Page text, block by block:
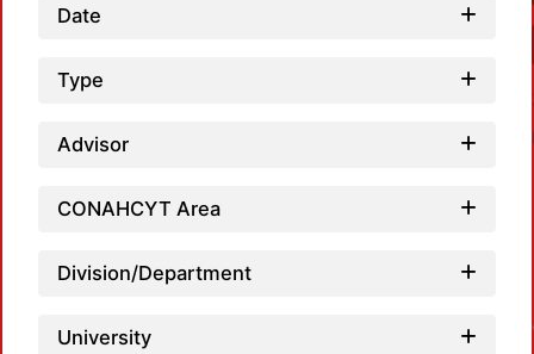
Date
Type
Advisor
CONAHCYT Area
Division/Department
University